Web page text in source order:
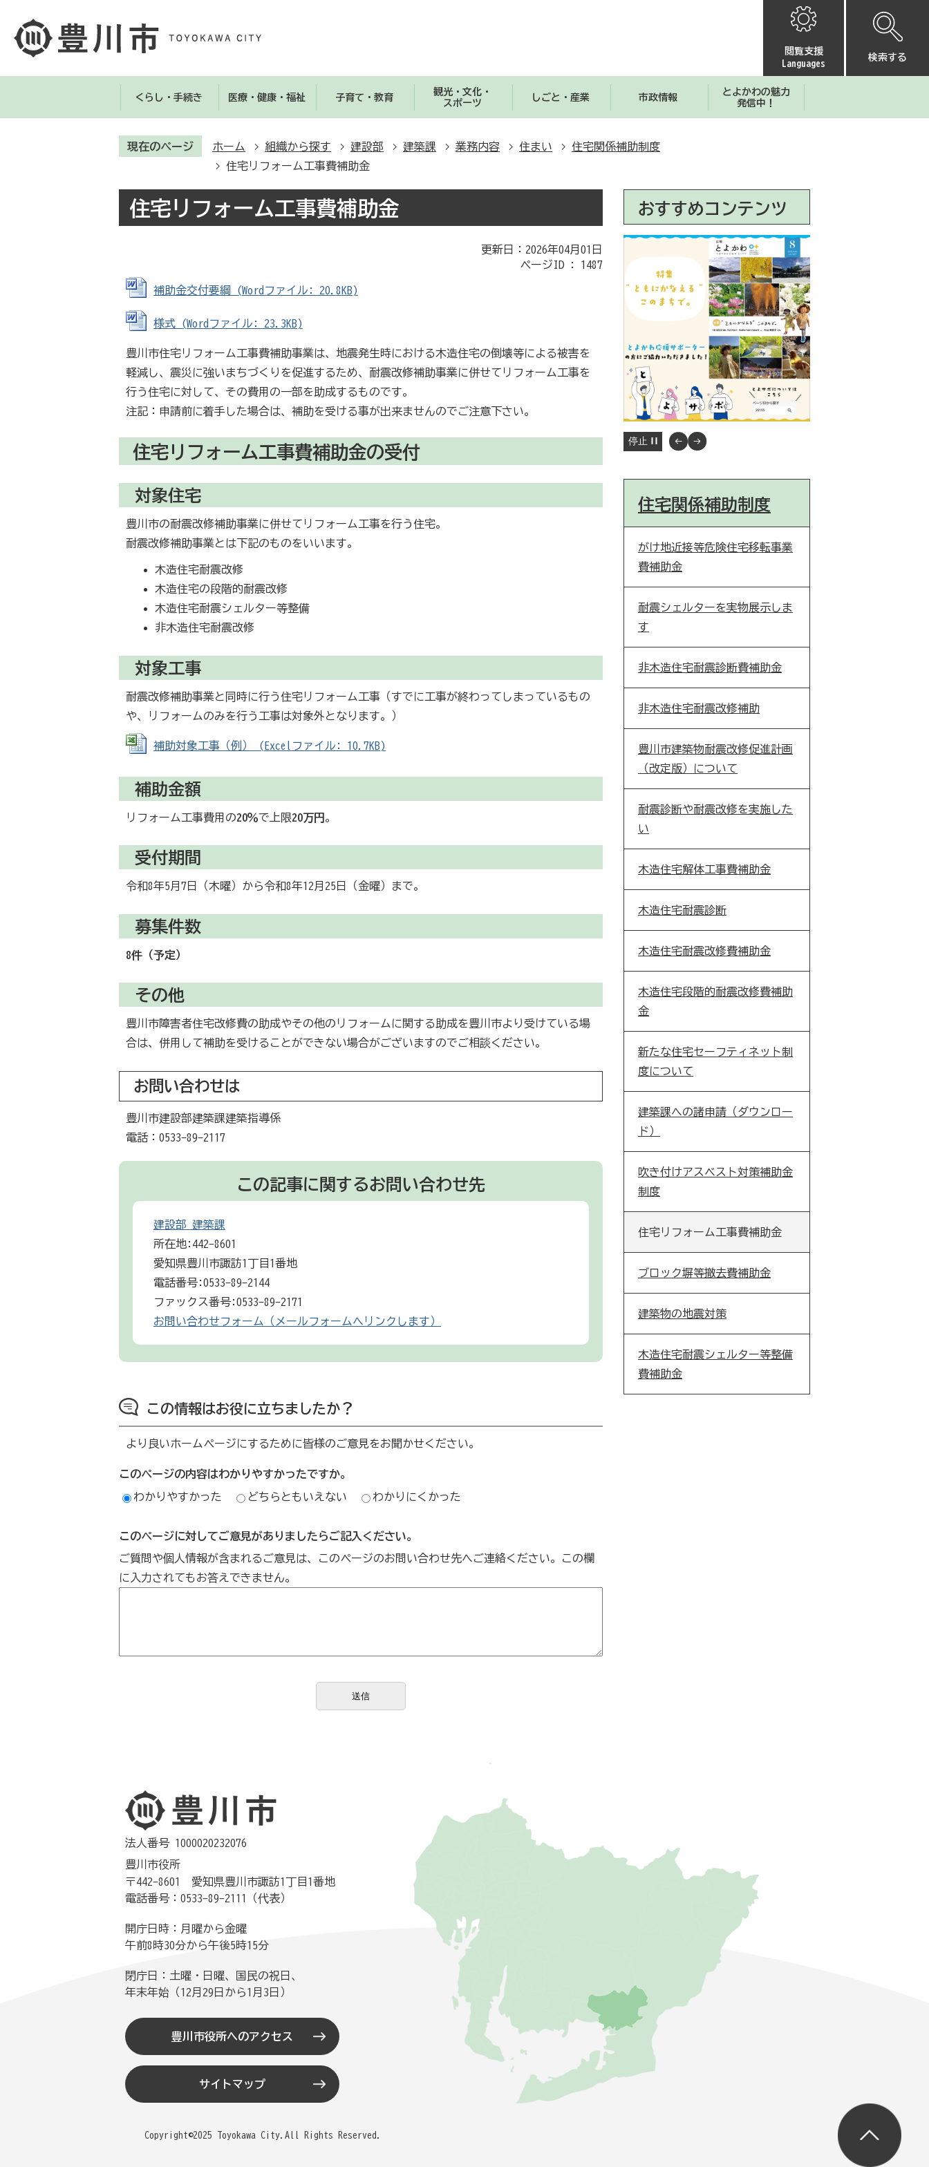
閲覧支援
Languages
検索する
くらし・手続き 医療・健康・福祉 子育て・教育
観光・文化・
スポーツ
しごと・産業 市政情報
とよかわの魅力
発信中！
現在のページ ホーム 組織から探す 建設部 建築課 業務内容 住まい
住宅関係補助制度
住宅リフォーム工事費補助金
住宅リフォーム工事費補助金
更新日：2026年04月01日
ページID : 1487
補助金交付要綱 (Wordファイル: 20.8KB)
様式 (Wordファイル: 23.3KB)
豊川市住宅リフォーム工事費補助事業は、地震発生時における木造住宅の倒壊等による被害を
軽減し、震災に強いまちづくりを促進するため、耐震改修補助事業に併せてリフォーム工事を
行う住宅に対して、その費用の一部を助成するものです。
注記：申請前に着手した場合は、補助を受ける事が出来ませんのでご注意下さい。
住宅リフォーム工事費補助金の受付
対象住宅
豊川市の耐震改修補助事業に併せてリフォーム工事を行う住宅。
耐震改修補助事業とは下記のものをいいます。
木造住宅耐震改修
木造住宅の段階的耐震改修
木造住宅耐震シェルター等整備
非木造住宅耐震改修
対象工事
耐震改修補助事業と同時に行う住宅リフォーム工事（すでに工事が終わってしまっているもの
や、リフォームのみを行う工事は対象外となります。）
補助対象工事（例） (Excelファイル: 10.7KB)
補助金額
リフォーム工事費用の20％で上限20万円 。
受付期間
令和8年5月7日（木曜）から令和8年12月25日（金曜）まで。
募集件数
8件（予定）
その他
豊川市障害者住宅改修費の助成やその他のリフォームに関する助成を豊川市より受けている場
合は、併用して補助を受けることができない場合がございますのでご相談ください。
お問い合わせは
豊川市建設部建築課建築指導係
電話：0533-89-2117
この記事に関するお問い合わせ先
建設部 建築課
所在地:442-8601
愛知県豊川市諏訪1丁目1番地
電話番号:0533-89-2144
ファックス番号:0533-89-2171
お問い合わせフォーム（メールフォームへリンクします）
この情報はお役に立ちましたか？
より良いホームページにするために皆様のご意見をお聞かせください。
このページの内容はわかりやすかったですか。
わかりやすかった どちらともいえない わかりにくかった
このページに対してご意見がありましたらご記入ください。
ご質問や個人情報が含まれるご意見は、このページのお問い合わせ先へご連絡ください。この欄
に入力されてもお答えできません。
おすすめコンテンツ
停止
住宅関係補助制度
がけ地近接等危険住宅移転事業
費補助金
耐震シェルターを実物展示しま
す
非木造住宅耐震診断費補助金
非木造住宅耐震改修補助
豊川市建築物耐震改修促進計画
（改定版）について
耐震診断や耐震改修を実施した
い
木造住宅解体工事費補助金
木造住宅耐震診断
木造住宅耐震改修費補助金
木造住宅段階的耐震改修費補助
金
新たな住宅セーフティネット制
度について
建築課への諸申請（ダウンロー
ド）
吹き付けアスベスト対策補助金
制度
住宅リフォーム工事費補助金
ブロック塀等撤去費補助金
建築物の地震対策
木造住宅耐震シェルター等整備
費補助金
法人番号 1000020232076
豊川市役所
〒442-8601 愛知県豊川市諏訪1丁目1番地
電話番号：0533-89-2111（代表）
開庁日時：月曜から金曜
午前8時30分から午後5時15分
閉庁日：土曜・日曜、国民の祝日、
年末年始（12月29日から1月3日）
豊川市役所へのアクセス
サイトマップ
Copyright©2025 Toyokawa City.All Rights Reserved.